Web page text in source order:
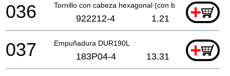
Tornillo con cabeza hexagonal (con brida) M5x12
+
036 922212-4 1.21
Empuñadura DUR190L +
037 183P04-4 13.31